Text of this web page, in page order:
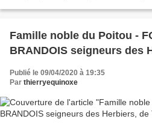
Famille noble du Poitou -
BRANDOIS seigneurs des
Publié le 09/04/2020 à 19:35
Par thierryequinoxe